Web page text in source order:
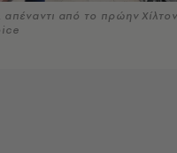
από το πρώην